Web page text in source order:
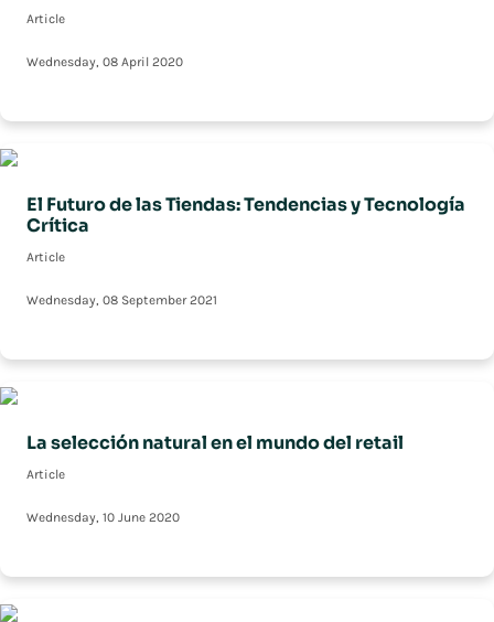
Article
Wednesday, 08 April 2020
El Futuro de las Tiendas: Tendencias y Tecnología
Crítica
Article
Wednesday, 08 September 2021
La selección natural en el mundo del retail
Article
Wednesday, 10 June 2020